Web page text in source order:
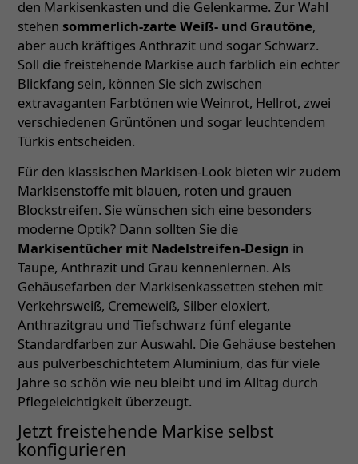
den Markisenkasten und die Gelenkarme. Zur Wahl
stehen sommerlich-zarte Weiß- und Grautöne,
aber auch kräftiges Anthrazit und sogar Schwarz.
Soll die freistehende Markise auch farblich ein echter
Blickfang sein, können Sie sich zwischen
extravaganten Farbtönen wie Weinrot, Hellrot, zwei
verschiedenen Grüntönen und sogar leuchtendem
Türkis entscheiden.
Für den klassischen Markisen-Look bieten wir zudem
Markisenstoffe mit blauen, roten und grauen
Blockstreifen. Sie wünschen sich eine besonders
moderne Optik? Dann sollten Sie die
Markisentücher mit Nadelstreifen-Design in
Taupe, Anthrazit und Grau kennenlernen. Als
Gehäusefarben der Markisenkassetten stehen mit
Verkehrsweiß, Cremeweiß, Silber eloxiert,
Anthrazitgrau und Tiefschwarz fünf elegante
Standardfarben zur Auswahl. Die Gehäuse bestehen
aus pulverbeschichtetem Aluminium, das für viele
Jahre so schön wie neu bleibt und im Alltag durch
Pflegeleichtigkeit überzeugt.
Jetzt freistehende Markise selbst
konfigurieren